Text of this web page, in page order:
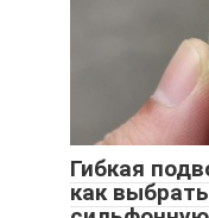
Гибкая
как